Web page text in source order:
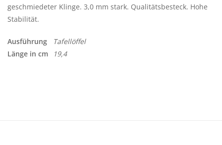
geschmiedeter Klinge. 3,0 mm stark. Qualitätsbesteck. Hohe
Stabilität.
Ausführung
Tafellöffel
Länge in cm
19,4